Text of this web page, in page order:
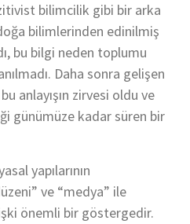
bilimcilik gibi bir arka
bilimlerinden edinilmiş
bu bilgi neden toplumu
Daha sonra gelişen
anlayışın zirvesi oldu ve
günümüze kadar süren bir
yapılarının
ve “medya” ile
önemli bir göstergedir.